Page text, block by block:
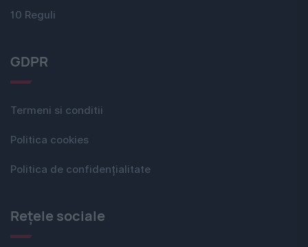
10 Reguli
GDPR
Termeni si conditii
Politica cookies
Politica de confidențialitate
Rețele sociale